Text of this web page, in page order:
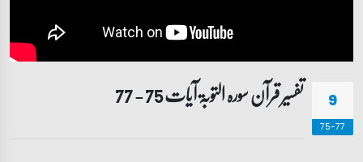
9
75-77
تفسیر قرآن سورہ ‎التوبۃ آیات 75 - 77